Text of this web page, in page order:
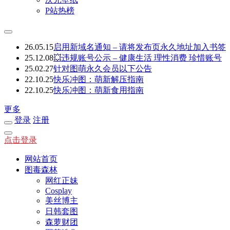
P站热榜
26.05.15启用新域名通知 – 请将发布页永久地址加入书签
25.12.08💥违规账号公示 – 健康生活 理性消费 珍惜账号
25.02.27针对图萌永久会员以下公告
22.10.25快乐冲图：萌新解压指南
22.10.25快乐冲图：萌新食用指南
更多
登录 注册
点击登录
网站首页
图毒森林
网红正妹
Cosplay
美丝博主
日韩套图
森萝财团